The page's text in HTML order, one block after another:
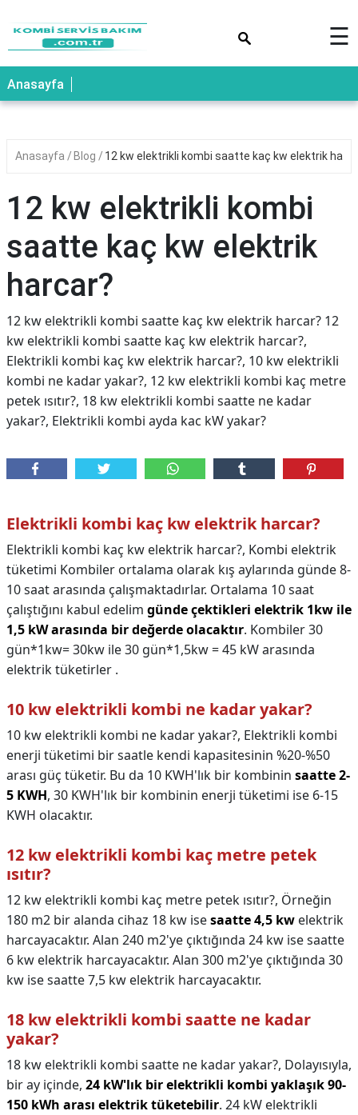
☰
Anasayfa
Anasayfa Blog 12 kw elektrikli kombi saatte kaç kw elektrik
12 kw elektrikli kombi
saatte kaç kw elektrik
harcar?
12 kw elektrikli kombi saatte kaç kw elektrik harcar? 12
kw elektrikli kombi saatte kaç kw elektrik harcar?,
Elektrikli kombi kaç kw elektrik harcar?, 10 kw elektrikli
kombi ne kadar yakar?, 12 kw elektrikli kombi kaç metre
petek ısıtır?, 18 kw elektrikli kombi saatte ne kadar
yakar?, Elektrikli kombi ayda kac kW yakar?
Elektrikli kombi kaç kw elektrik harcar?
Elektrikli kombi kaç kw elektrik harcar?, Kombi elektrik
tüketimi Kombiler ortalama olarak kış aylarında günde 8-
10 saat arasında çalışmaktadırlar. Ortalama 10 saat
çalıştığını kabul edelim günde çektikleri elektrik 1kw ile
1,5 kW arasında bir değerde olacaktır. Kombiler 30
gün*1kw= 30kw ile 30 gün*1,5kw = 45 kW arasında
elektrik tüketirler .
10 kw elektrikli kombi ne kadar yakar?
10 kw elektrikli kombi ne kadar yakar?, Elektrikli kombi
enerji tüketimi bir saatle kendi kapasitesinin %20-%50
arası güç tüketir. Bu da 10 KWH'lık bir kombinin saatte 2-
5 KWH, 30 KWH'lık bir kombinin enerji tüketimi ise 6-15
KWH olacaktır.
12 kw elektrikli kombi kaç metre petek
ısıtır?
12 kw elektrikli kombi kaç metre petek ısıtır?, Örneğin
180 m2 bir alanda cihaz 18 kw isesaatte 4,5 kw elektrik
harcayacaktır. Alan 240 m2'ye çıktığında 24 kw ise saatte
6 kw elektrik harcayacaktır. Alan 300 m2'ye çıktığında 30
kw ise saatte 7,5 kw elektrik harcayacaktır.
18 kw elektrikli kombi saatte ne kadar
yakar?
18 kw elektrikli kombi saatte ne kadar yakar?, Dolayısıyla,
bir ay içinde, 24 kW'lık bir elektrikli kombi yaklaşık 90-
150 kWh arası elektrik tüketebilir. 24 kW elektrikli